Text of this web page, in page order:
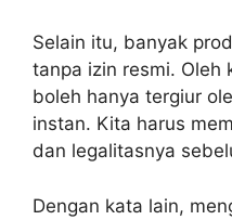
Selain itu, banyak
tanpa izin resmi. Oleh
boleh hanya tergiur
instan. Kita harus
dan legalitasnya
Dengan kata lain,